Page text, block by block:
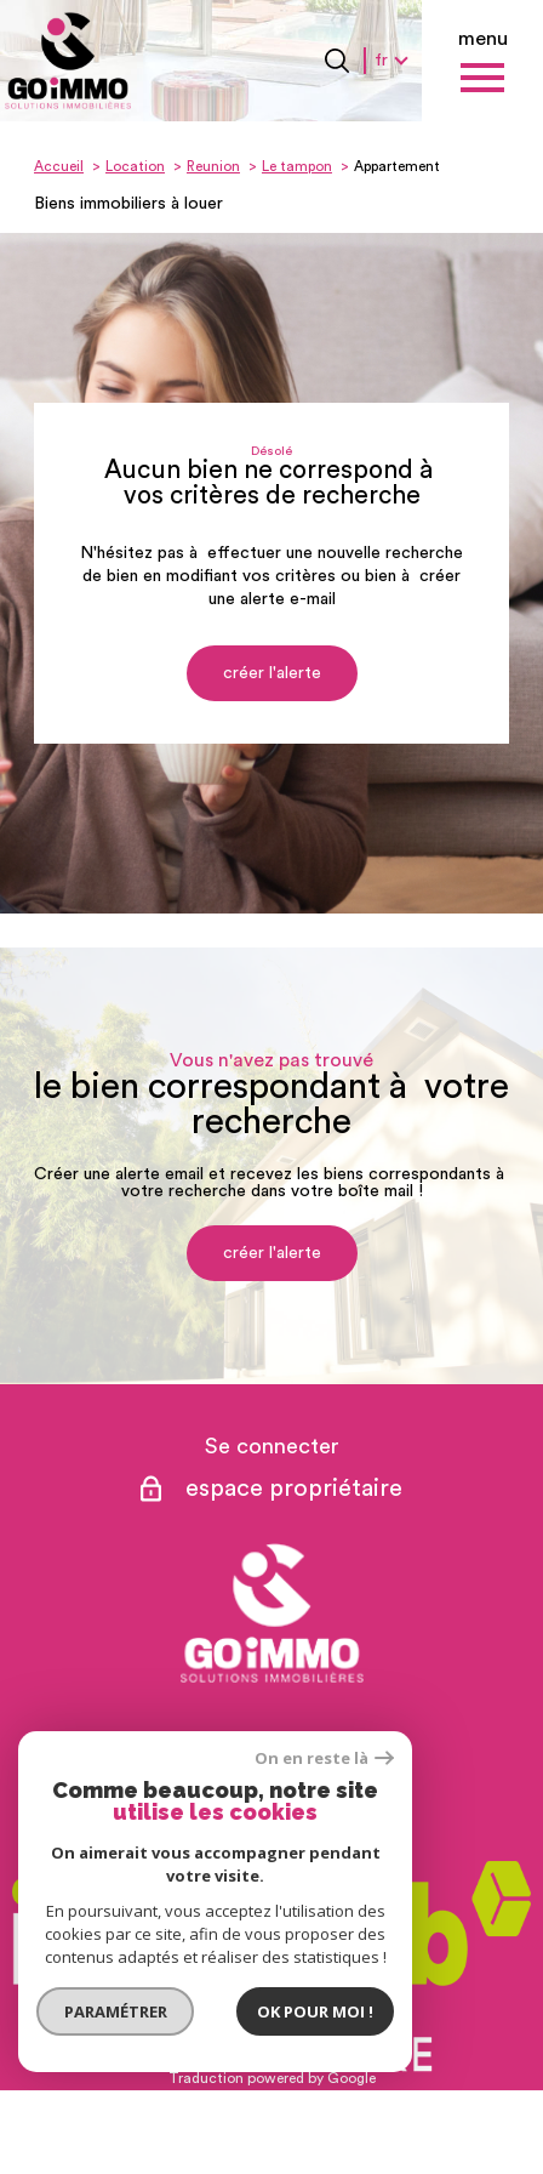
menu
Langue
fr
Accueil
0
Langue
Accueil Location Reunion Le tampon Appartement
Biens immobiliers à louer
Désolé
Aucun bien ne correspond à
vos critères de recherche
N'hésitez pas à effectuer une nouvelle recherche
de bien en modifiant vos critères ou bien à créer
une alerte e-mail
créer l'alerte
Vous n'avez pas trouvé
le bien correspondant à votre
recherche
Créer une alerte email et recevez les biens correspondants à
votre recherche dans votre boîte mail !
créer l'alerte
Se connecter
espace propriétaire
Adhérents
Traduction powered by Google
On en reste là
Comme beaucoup, notre site
utilise les cookies
On aimerait vous accompagner pendant
votre visite.
En poursuivant, vous acceptez l'utilisation des
cookies par ce site, afin de vous proposer des
contenus adaptés et réaliser des statistiques !
PARAMÉTRER OK POUR MOI !